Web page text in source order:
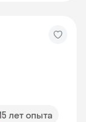
лет опыта